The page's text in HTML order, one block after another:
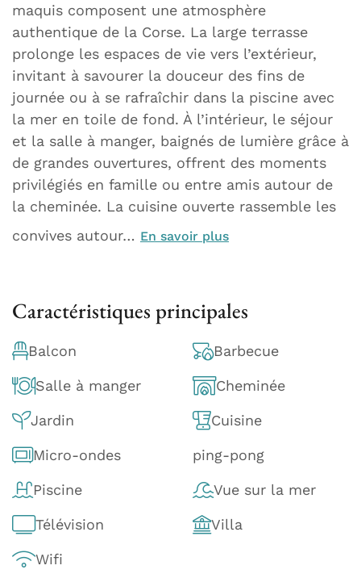
maquis composent une atmosphère
authentique de la Corse. La large terrasse
prolonge les espaces de vie vers l’extérieur,
invitant à savourer la douceur des fins de
journée ou à se rafraîchir dans la piscine avec
la mer en toile de fond. À l’intérieur, le séjour
et la salle à manger, baignés de lumière grâce à
de grandes ouvertures, offrent des moments
privilégiés en famille ou entre amis autour de
la cheminée. La cuisine ouverte rassemble les
convives autour… En savoir plus
Caractéristiques principales
Balcon Barbecue
Salle à manger Cheminée
Jardin Cuisine
Micro-ondes ping-pong
Piscine Vue sur la mer
Télévision Villa
Wifi